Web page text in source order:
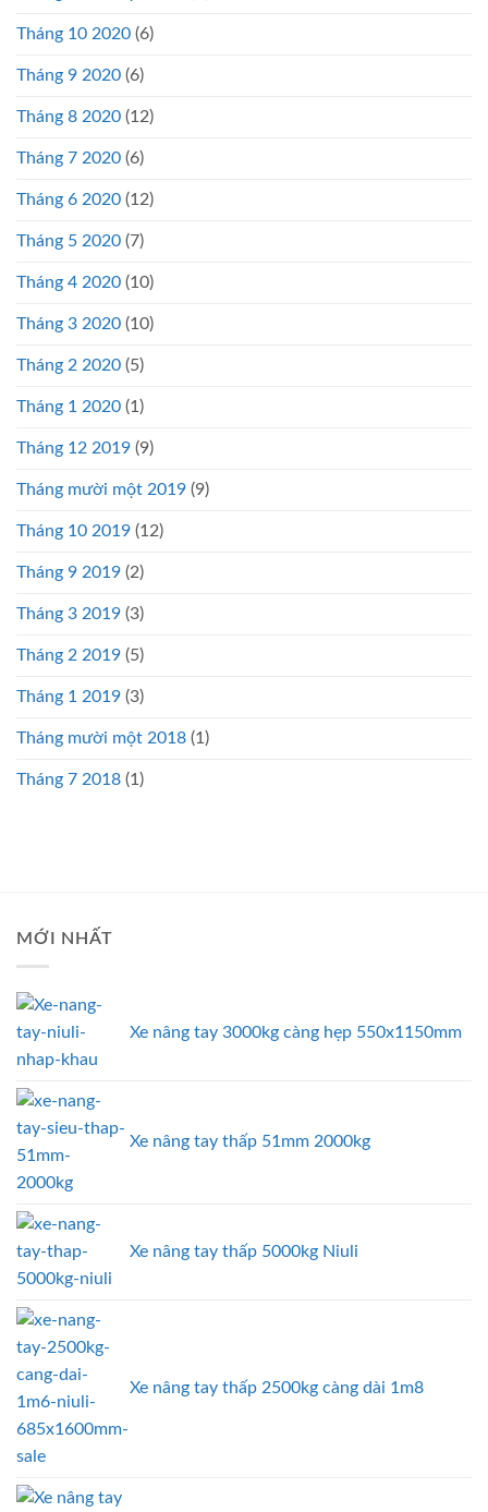
Tháng 10 2020 (6)
Tháng 9 2020 (6)
Tháng 8 2020 (12)
Tháng 7 2020 (6)
Tháng 6 2020 (12)
Tháng 5 2020 (7)
Tháng 4 2020 (10)
Tháng 3 2020 (10)
Tháng 2 2020 (5)
Tháng 1 2020 (1)
Tháng 12 2019 (9)
Tháng mười một 2019 (9)
Tháng 10 2019 (12)
Tháng 9 2019 (2)
Tháng 3 2019 (3)
Tháng 2 2019 (5)
Tháng 1 2019 (3)
Tháng mười một 2018 (1)
Tháng 7 2018 (1)
MỚI NHẤT
Xe nâng tay 3000kg càng hẹp 550x1150mm
Xe nâng tay thấp 51mm 2000kg
Xe nâng tay thấp 5000kg Niuli
Xe nâng tay thấp 2500kg càng dài 1m8